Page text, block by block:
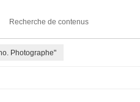
Recherche de contenus
Photographe"